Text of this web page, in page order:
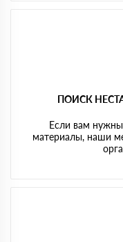
ПОИСК
Если вам
материалы, наши